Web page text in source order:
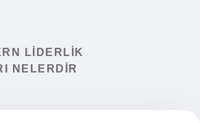
LIDERLIK
NELERDIR